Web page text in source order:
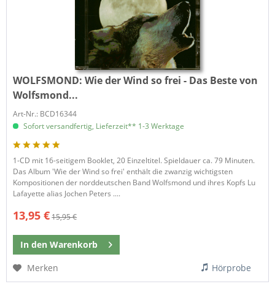
WOLFSMOND:Wie der Wind so frei - Das Beste von
Wolfsmond...
Art-Nr.: BCD16344
Sofort versandfertig, Lieferzeit** 1-3 Werktage
1-CD mit 16-seitigem Booklet, 20 Einzeltitel. Spieldauer ca. 79 Minuten.
Das Album 'Wie der Wind so frei' enthält die zwanzig wichtigsten
Kompositionen der norddeutschen Band Wolfsmond und ihres Kopfs Lu
Lafayette alias Jochen Peters ....
13,95 €15,95 €
In den Warenkorb
Merken
Hörprobe